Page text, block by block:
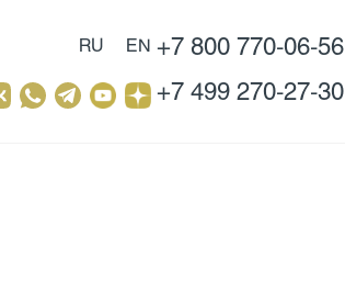
RU EN +7 800 770-06-56
+7 499 270-27-30